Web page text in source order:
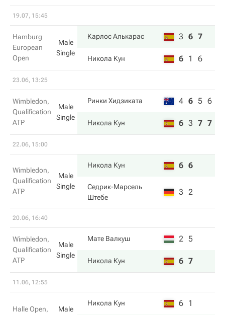
19.07, 15:45
Hamburg
European
Open
Male
Single
Карлос Алькарас 3 6 7
Никола Кун 6 1 6
23.06, 13:25
Wimbledon,
Qualification
ATP
Male
Single
Ринки Хидзиката 4 6 5 6
Никола Кун 6 3 7 7
22.06, 15:00
Wimbledon,
Qualification
ATP
Male
Single
Никола Кун 6 6
Седрик-Марсель
Штебе
3 2
20.06, 16:40
Wimbledon,
Qualification
ATP
Male
Single
Мате Валкуш 2 5
Никола Кун 6 7
11.06, 12:55
Halle Open,
Male
Никола Кун 6 1